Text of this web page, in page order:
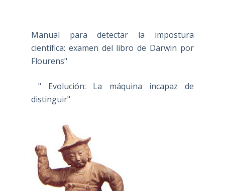
Manual para detectar la impostura
científica: examen del libro de Darwin por
Flourens"
" Evolución: La máquina incapaz de
distinguir"